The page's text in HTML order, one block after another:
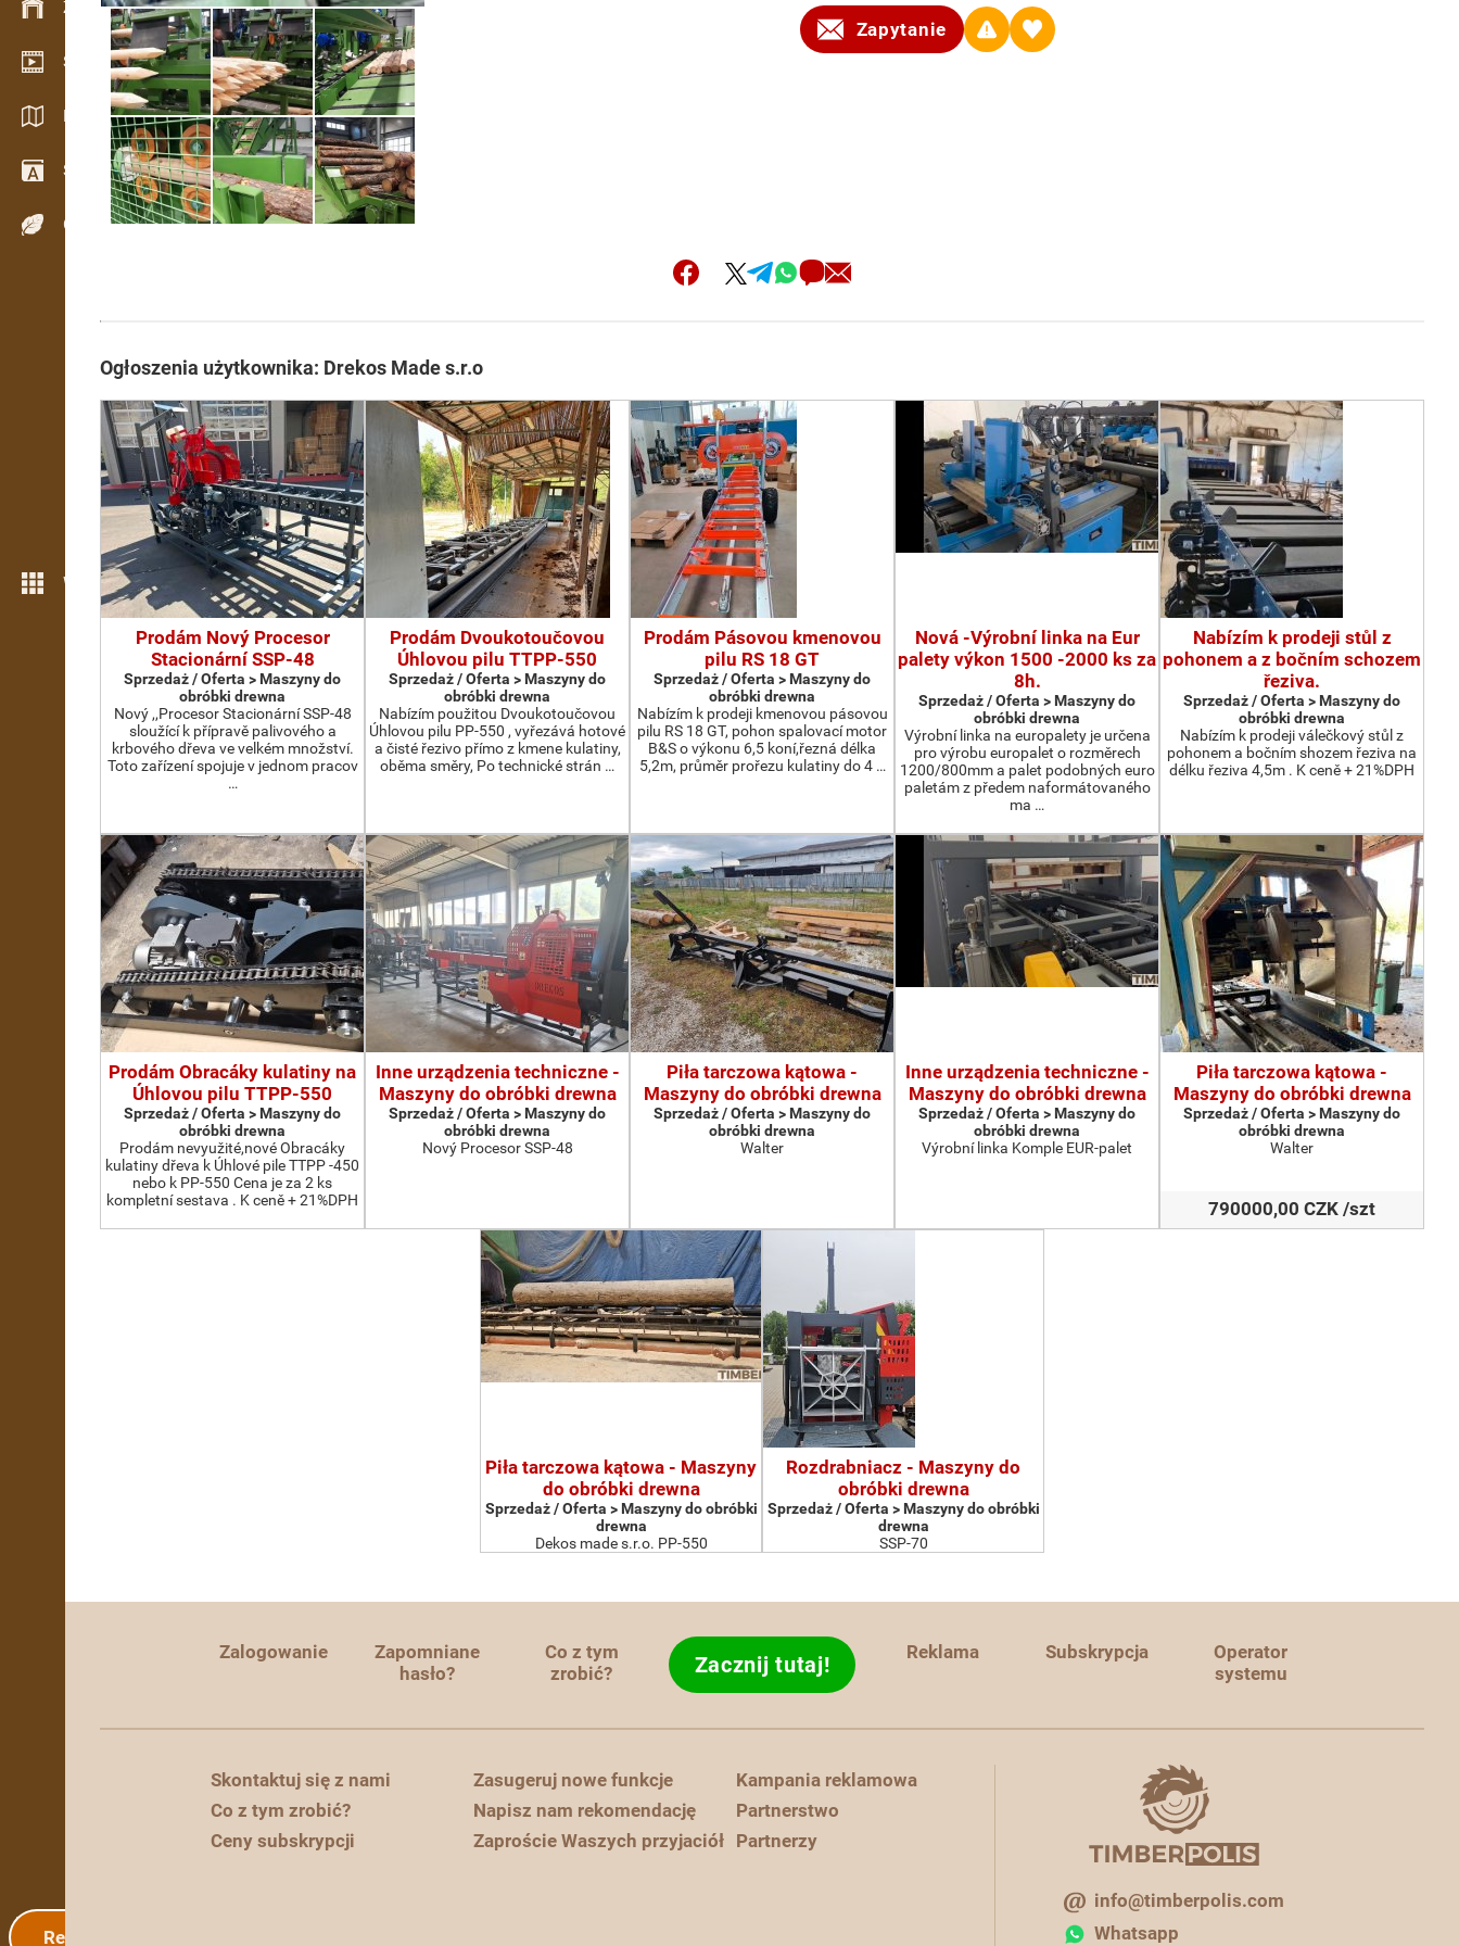
Zarządzanie zapasem
Salon wideo
Katalogi / Broszury
Słownik
Gatunki drewna
Więcej możliwości
Rejestracja
Zapytanie
Ogłoszenia użytkownika: Drekos Made s.r.o
Prodám Nový Procesor
Stacionární SSP-48
Sprzedaż / Oferta > Maszyny do
obróbki drewna
Nový ,,Procesor Stacionární SSP-48
sloužící k přípravě palivového a
krbového dřeva ve velkém množství.
Toto zařízení spojuje v jednom pracov
…
Prodám Dvoukotoučovou
Úhlovou pilu TTPP-550
Sprzedaż / Oferta > Maszyny do
obróbki drewna
Nabízím použitou Dvoukotoučovou
Úhlovou pilu PP-550 , vyřezává hotové
a čisté řezivo přímo z kmene kulatiny,
oběma směry, Po technické strán …
Prodám Pásovou kmenovou
pilu RS 18 GT
Sprzedaż / Oferta > Maszyny do
obróbki drewna
Nabízím k prodeji kmenovou pásovou
pilu RS 18 GT, pohon spalovací motor
B&S o výkonu 6,5 koní,řezná délka
5,2m, průměr prořezu kulatiny do 4 …
Nová -Výrobní linka na Eur
palety výkon 1500 -2000 ks za
8h.
Sprzedaż / Oferta > Maszyny do
obróbki drewna
Výrobní linka na europalety je určena
pro výrobu europalet o rozměrech
1200/800mm a palet podobných euro
paletám z předem naformátovaného
ma …
Nabízím k prodeji stůl z
pohonem a z bočním schozem
řeziva.
Sprzedaż / Oferta > Maszyny do
obróbki drewna
Nabízím k prodeji válečkový stůl z
pohonem a bočním shozem řeziva na
délku řeziva 4,5m . K ceně + 21%DPH
Prodám Obracáky kulatiny na
Úhlovou pilu TTPP-550
Sprzedaż / Oferta > Maszyny do
obróbki drewna
Prodám nevyužité,nové Obracáky
kulatiny dřeva k Úhlové pile TTPP -450
nebo k PP-550 Cena je za 2 ks
kompletní sestava . K ceně + 21%DPH
Inne urządzenia techniczne -
Maszyny do obróbki drewna
Sprzedaż / Oferta > Maszyny do
obróbki drewna
Nový Procesor SSP-48
Piła tarczowa kątowa -
Maszyny do obróbki drewna
Sprzedaż / Oferta > Maszyny do
obróbki drewna
Walter
Inne urządzenia techniczne -
Maszyny do obróbki drewna
Sprzedaż / Oferta > Maszyny do
obróbki drewna
Výrobní linka Komple EUR-palet
Piła tarczowa kątowa -
Maszyny do obróbki drewna
Sprzedaż / Oferta > Maszyny do
obróbki drewna
Walter
790000,00 CZK /szt
Piła tarczowa kątowa - Maszyny
do obróbki drewna
Sprzedaż / Oferta > Maszyny do obróbki
drewna
Dekos made s.r.o. PP-550
Rozdrabniacz - Maszyny do
obróbki drewna
Sprzedaż / Oferta > Maszyny do obróbki
drewna
SSP-70
Zalogowanie
Zapomniane
hasło?
Co z tym
zrobić?
Zacznij tutaj! Reklama Subskrypcja
Operator
systemu
Skontaktuj się z nami
Co z tym zrobić?
Ceny subskrypcji
Zasugeruj nowe funkcje
Napisz nam rekomendację
Zaproście Waszych przyjaciół
Kampania reklamowa
Partnerstwo
Partnerzy
info@timberpolis.com
Whatsapp